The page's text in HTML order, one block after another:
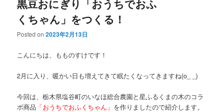
黒豆おにぎり「おうちでおふ
くちゃん」をつくる！
Posted on2023年2月13日
こんにちは、もものすけです！
2月に入り、暖かい日も増えてきて眠たくなってきますね(o_ _)
今回は、栃木県塩谷町のいなほ総合農園と星ふるくまの木のコラ
ボ商品 「おうちでおふくちゃん」 を作りましたので紹介します。